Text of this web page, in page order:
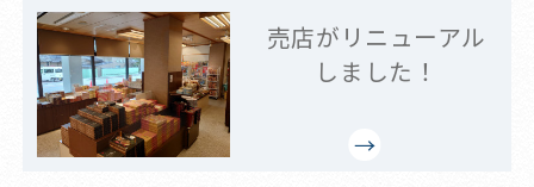
売店がリニューアル
しました！